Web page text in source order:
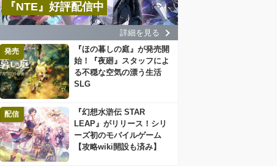
『NTE』好評配信中
詳細を見る
発売
『ほの暮しの庭』が発売開
始！『夜廻』スタッフによ
る不穏な空気の漂う生活
SLG
配信
『幻想水滸伝 STAR
LEAP』がリリース！シリ
ーズ初のモバイルゲーム
【攻略wiki開設も済み】